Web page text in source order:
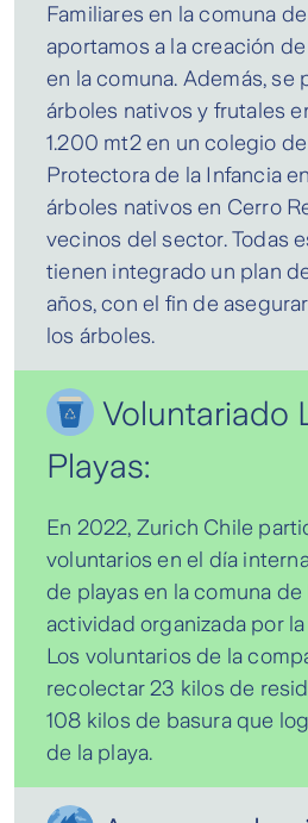
Familiares en la comuna
aportamos a la creación
en la comuna. Además, se
árboles nativos y frutales
1.200 mt2 en un colegio
Protectora de la Infancia
árboles nativos en Cerro
vecinos del sector. Todas
tienen integrado un plan
años, con el fin de
los árboles.
Voluntariado
Playas:
En 2022, Zurich Chile
voluntarios en el día
de playas en la comuna de
actividad organizada por
Los voluntarios de la
recolectar 23 kilos de
108 kilos de basura que
de la playa.